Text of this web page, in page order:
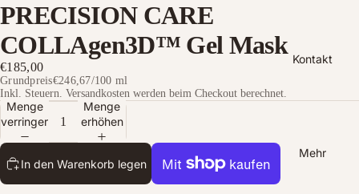
Kontakt
Mehr
PRECISION CARE
COLLAgen3D™ Gel Mask
€185,00
Grundpreis€246,67/100 ml
Inkl. Steuern. Versandkosten werden beim Checkout berechnet.
Menge
verringern
Menge
erhöhen
In den Warenkorb legen